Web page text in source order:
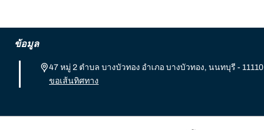
ข้อมูล
47 หมู่ 2 ตำบล บางบัวทอง อำเภอ บางบัวทอง, นนทบุรี - 11110
ขอเส้นทิศทาง